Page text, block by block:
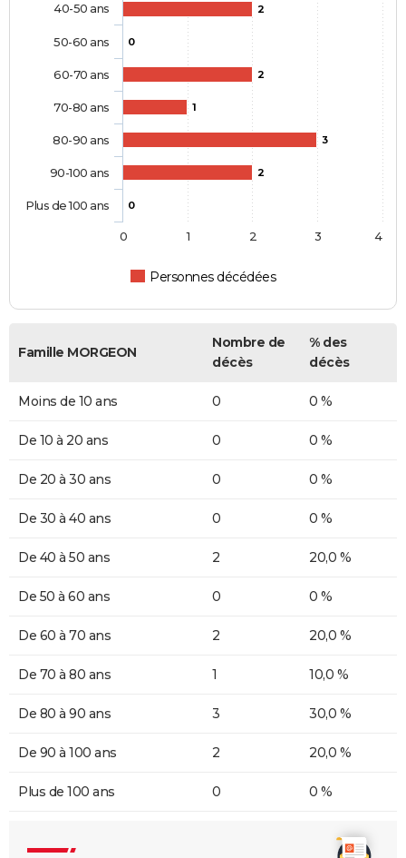
2
0
2
1
3
2
0
Personnes décédées
40-50 ans
50-60 ans
60-70 ans
70-80 ans
80-90 ans
90-100 ans
Plus de 100 ans
0 1 2 3 4
Famille MORGEON
Nombre de
décès
% des
décès
Moins de 10 ans 0 0 %
De 10 à 20 ans 0 0 %
De 20 à 30 ans 0 0 %
De 30 à 40 ans 0 0 %
De 40 à 50 ans 2 20,0 %
De 50 à 60 ans 0 0 %
De 60 à 70 ans 2 20,0 %
De 70 à 80 ans 1 10,0 %
De 80 à 90 ans 3 30,0 %
De 90 à 100 ans 2 20,0 %
Plus de 100 ans 0 0 %